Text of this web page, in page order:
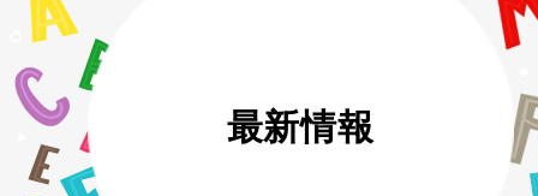
最新情報